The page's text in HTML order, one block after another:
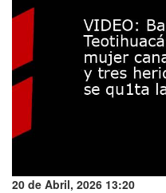
20 de Abril, 2026 13:20